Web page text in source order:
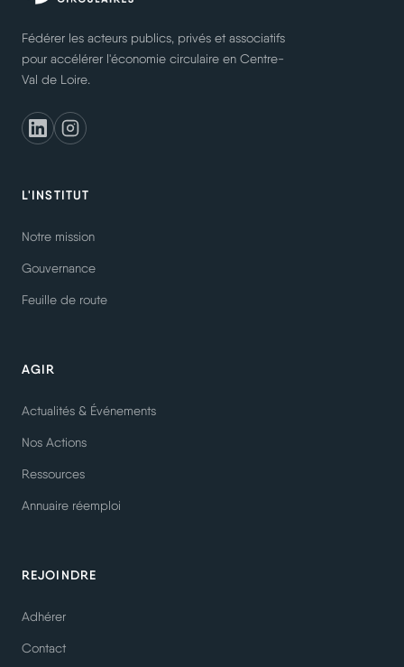
Fédérer les acteurs publics, privés et associatifs
pour accélérer l'économie circulaire en Centre-
Val de Loire.
L'INSTITUT
Notre mission
Gouvernance
Feuille de route
AGIR
Actualités & Événements
Nos Actions
Ressources
Annuaire réemploi
REJOINDRE
Adhérer
Contact